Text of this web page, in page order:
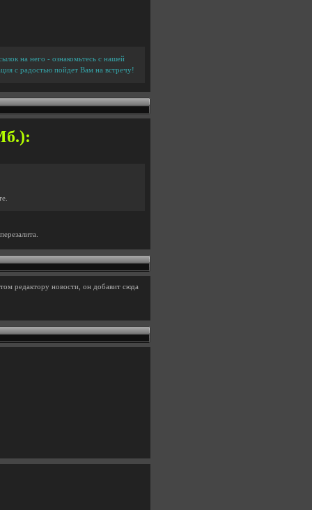
на него - ознакомьтесь с нашей
с радостью пойдет Вам на встречу!
редактору новости, он добавит сюда